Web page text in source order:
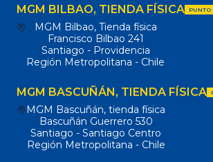
MGM BILBAO, TIENDA FÍSICA PUNTO
MGM Bilbao, Tienda física
Francisco Bilbao 241
Santiago - Providencia
Región Metropolitana - Chile
MGM BASCUÑÁN, TIENDA FÍSICA
MGM Bascuñán, tienda física
Bascuñán Guerrero 530
Santiago - Santiago Centro
Región Metropolitana - Chile